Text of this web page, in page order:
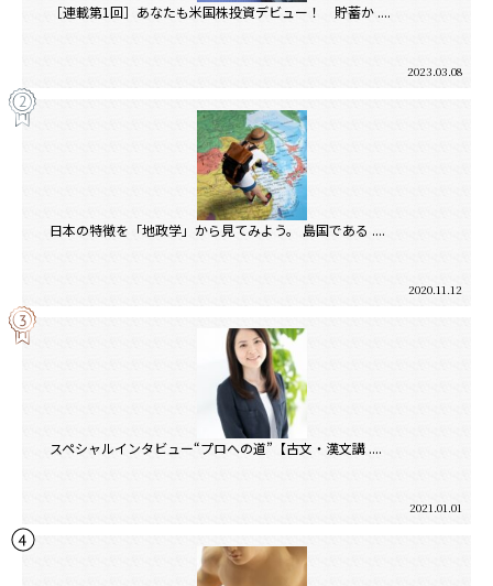
［連載第1回］あなたも米国株投資デビュー！ 貯蓄か ....
2023.03.08
日本の特徴を「地政学」から見てみよう。 島国である ....
2020.11.12
スペシャルインタビュー“プロへの道”【古文・漢文講 ....
2021.01.01